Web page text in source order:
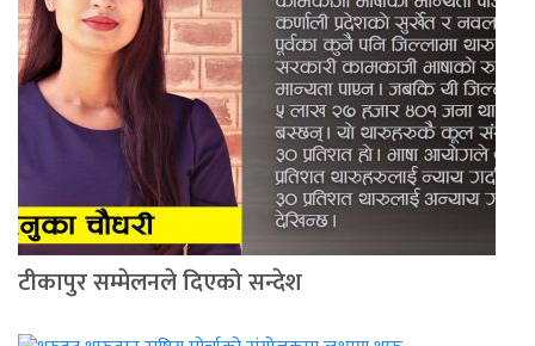
टीकापुर सम्मेलनले दिएको सन्देश